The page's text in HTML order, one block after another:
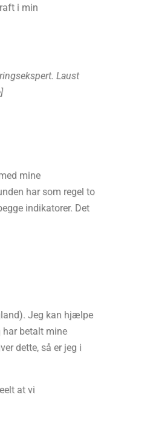
i min
Laust
mine
har som regel to
indikatorer. Det
Jeg kan hjælpe
har betalt mine
dette, så er jeg i
at vi